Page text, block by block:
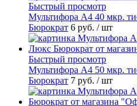
Быстрый просмотр
Мультифора А4 40 мкр.
Бюрократ 6 руб. / шт
Быстрый просмотр
Мультифора А4 50 мкр.
Бюрократ 7 руб. / шт